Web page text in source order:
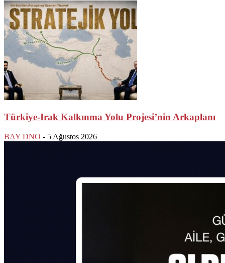
Türkiye-Irak Kalkınma Yolu Projesi’nin Arkaplanı
BAY DNO - 5 Ağustos 2026